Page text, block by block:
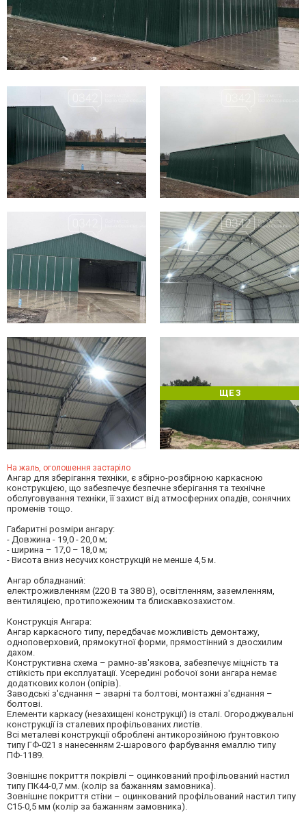
ЩЕ 3
На жаль, оголошення застаріло
Ангар для зберігання техніки, є збірно-розбірною каркасною
конструкцією, що забезпечує безпечне зберігання та технічне
обслуговування техніки, її захист від атмосферних опадів, сонячних
променів тощо.
Габаритні розміри ангару:
- Довжина - 19,0 - 20,0 м;
- ширина – 17,0 – 18,0 м;
- Висота вниз несучих конструкцій не менше 4,5 м.
Ангар обладнаний:
електроживленням (220 В та 380 В), освітленням, заземленням,
вентиляцією, протипожежним та блискавкозахистом.
Конструкція Ангара:
Ангар каркасного типу, передбачає можливість демонтажу,
одноповерховий, прямокутної форми, прямостінний з двосхилим
дахом.
Конструктивна схема – рамно-зв'язкова, забезпечує міцність та
стійкість при експлуатації. Усередині робочої зони ангара немає
додаткових колон (опірів).
Заводські з'єднання – зварні та болтові, монтажні з'єднання –
болтові.
Елементи каркасу (незахищені конструкції) із сталі. Огороджувальні
конструкції із сталевих профільованих листів.
Всі металеві конструкції оброблені антикорозійною ґрунтовкою
типу ГФ-021 з нанесенням 2-шарового фарбування емаллю типу
ПФ-1189.
Зовнішнє покриття покрівлі – оцинкований профільований настил
типу ПК44-0,7 мм. (колір за бажанням замовника).
Зовнішнє покриття стіни – оцинкований профільований настил типу
С15-0,5 мм (колір за бажанням замовника).